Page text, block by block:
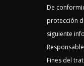
De
protección
siguiente
Fines del